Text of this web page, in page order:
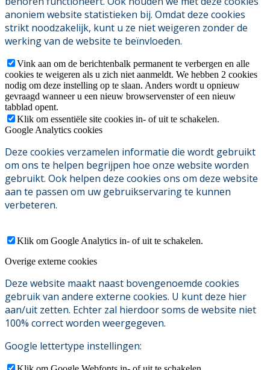
anoniem website statistieken bij. Omdat deze cookies
strikt noodzakelijk, kunt u ze niet weigeren zonder de
werking van de website te beïnvloeden.
Vink aan om de berichtenbalk permanent te verbergen en alle
cookies te weigeren als u zich niet aanmeldt. We hebben 2 cookies
nodig om deze instelling op te slaan. Anders wordt u opnieuw
gevraagd wanneer u een nieuw browservenster of een nieuw
tabblad opent.
Klik om essentiële site cookies in- of uit te schakelen.
Google Analytics cookies
Deze cookies verzamelen informatie die wordt gebruikt
om ons te helpen begrijpen hoe onze website worden
gebruikt. Ook helpen deze cookies ons om deze website
aan te passen om uw gebruikservaring te kunnen
verbeteren.
Klik om Google Analytics in- of uit te schakelen.
Overige externe cookies
Deze website maakt naast bovengenoemde cookies
gebruik van andere externe cookies. U kunt deze hier
aan/uit zetten. Echter zal hierdoor soms de website niet
100% correct worden weergegeven.
Google lettertype instellingen: